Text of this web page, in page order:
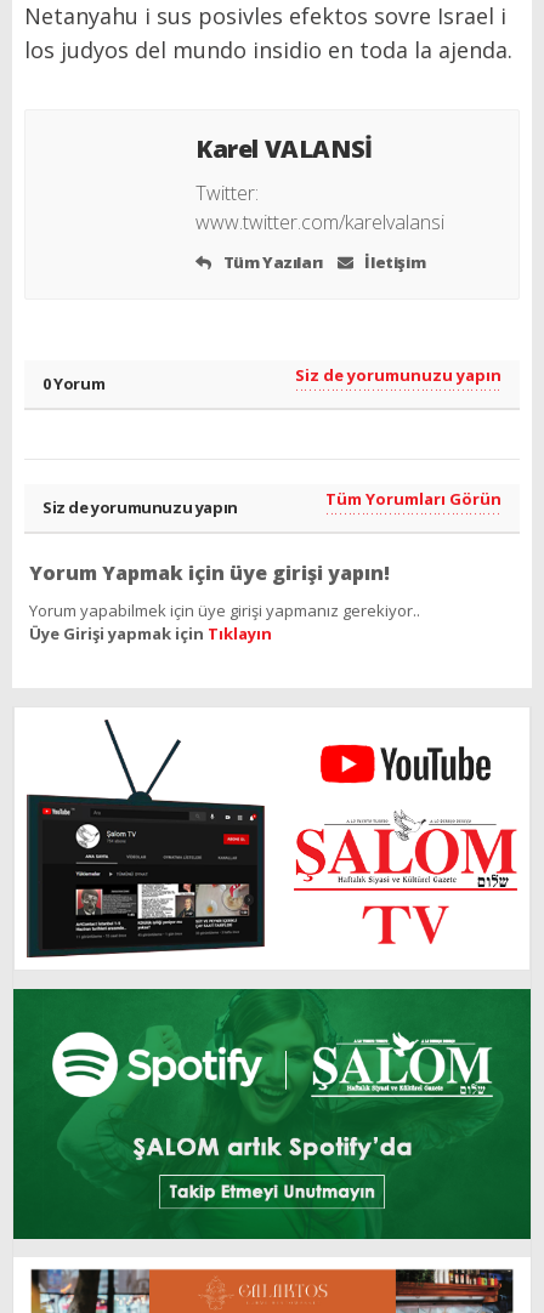
Netanyahu i sus posivles efektos sovre Israel i
los judyos del mundo insidio en toda la ajenda.
Karel VALANSİ
Twitter:
www.twitter.com/karelvalansi
Tüm Yazıları İletişim
0 Yorum Siz de yorumunuzu yapın
Siz de yorumunuzu yapın Tüm Yorumları Görün
Yorum Yapmak için üye girişi yapın!
Yorum yapabilmek için üye girişi yapmanız gerekiyor..
Üye Girişi yapmak için Tıklayın